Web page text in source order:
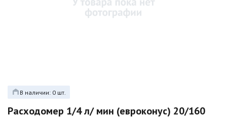
В наличии: 0 шт.
Расходомер 1/4 л/ мин (евроконус) 20/160